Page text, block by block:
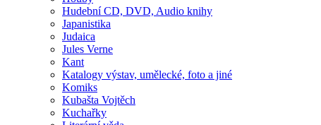
Hudební CD, DVD, Audio knihy
Japanistika
Judaica
Jules Verne
Kant
Katalogy výstav, umělecké, foto a jiné
Komiks
Kubašta Vojtěch
Kuchařky